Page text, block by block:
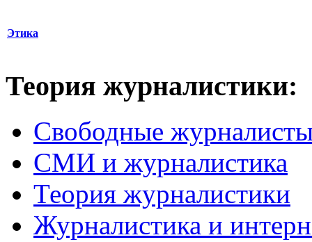
Этика
Теория журналистики:
Свободные
СМИ и журналистика
Теория журналистики
Журналистика и